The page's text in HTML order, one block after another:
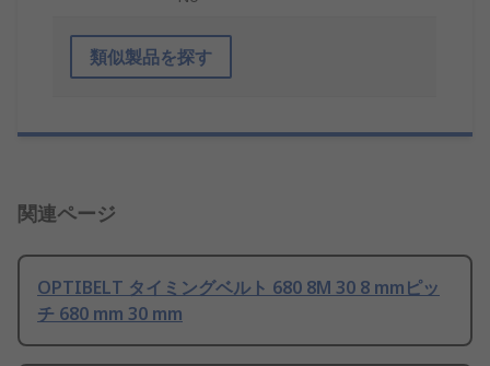
類似製品を探す
関連ページ
OPTIBELT タイミングベルト 680 8M 30 8 mmピッ
チ 680 mm 30 mm